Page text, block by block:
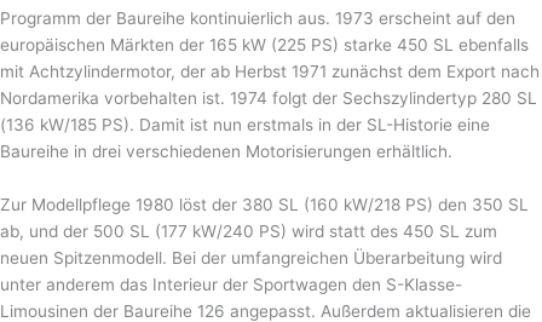
Programm der Baureihe kontinuierlich aus. 1973 erscheint auf den
europäischen Märkten der 165 kW (225 PS) starke 450 SL ebenfalls
mit Achtzylindermotor, der ab Herbst 1971 zunächst dem Export nach
Nordamerika vorbehalten ist. 1974 folgt der Sechszylindertyp 280 SL
(136 kW/185 PS). Damit ist nun erstmals in der SL-Historie eine
Baureihe in drei verschiedenen Motorisierungen erhältlich.
Zur Modellpflege 1980 löst der 380 SL (160 kW/218 PS) den 350 SL
ab, und der 500 SL (177 kW/240 PS) wird statt des 450 SL zum
neuen Spitzenmodell. Bei der umfangreichen Überarbeitung wird
unter anderem das Interieur der Sportwagen den S-Klasse-
Limousinen der Baureihe 126 angepasst. Außerdem aktualisieren die